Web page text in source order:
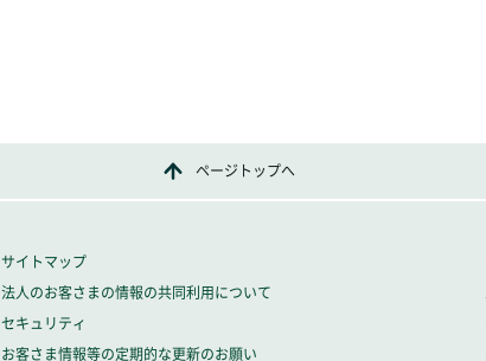
ページトップへ
サイトマップ
法人のお客さまの情報の共同利用について
セキュリティ
お客さま情報等の定期的な更新のお願い